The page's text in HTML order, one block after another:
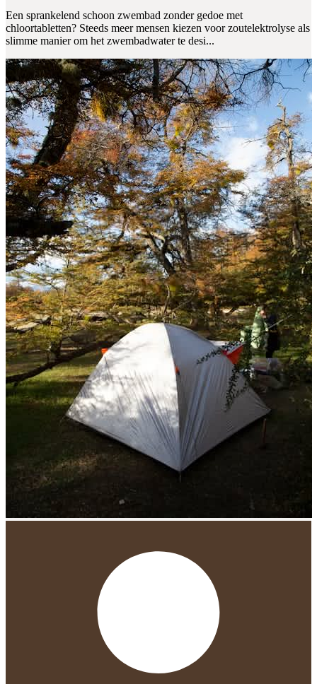
Een sprankelend schoon zwembad zonder gedoe met
chloortabletten? Steeds meer mensen kiezen voor zoutelektrolyse als
slimme manier om het zwembadwater te desi...